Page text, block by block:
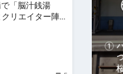
「脳汁銭湯
リエイター陣と